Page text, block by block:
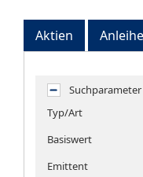
Aktien
Suchparameter
Typ/Art
Basiswert
Emittent